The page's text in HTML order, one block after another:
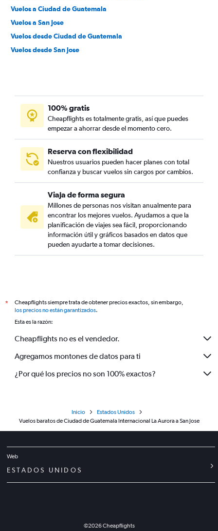
Vuelos a Ciudad de Guatemala
Vuelos a San Jose
Vuelos desde Ciudad de Guatemala
Vuelos desde San Jose
100% gratis
Cheapflights es totalmente gratis, así que puedes
empezar a ahorrar desde el momento cero.
Reserva con flexibilidad
Nuestros usuarios pueden hacer planes con total
confianza y buscar vuelos sin cargos por cambios.
Viaja de forma segura
Millones de personas nos visitan anualmente para
encontrar los mejores vuelos. Ayudamos a que la
planificación de viajes sea fácil, proporcionando
información útil y gráficos basados en datos que
pueden ayudarte a tomar decisiones.
*
Cheapflights siempre trata de obtener precios exactos, sin embargo,
los precios no están garantizados.
Esta es la razón:
Cheapflights no es el vendedor.
Agregamos montones de datos para ti
¿Por qué los precios no son 100% exactos?
Inicio
Estados Unidos
Vuelos baratos de Ciudad de Guatemala Internacional La Aurora a San Jose
Web
ESTADOS UNIDOS
©2026Cheapflights